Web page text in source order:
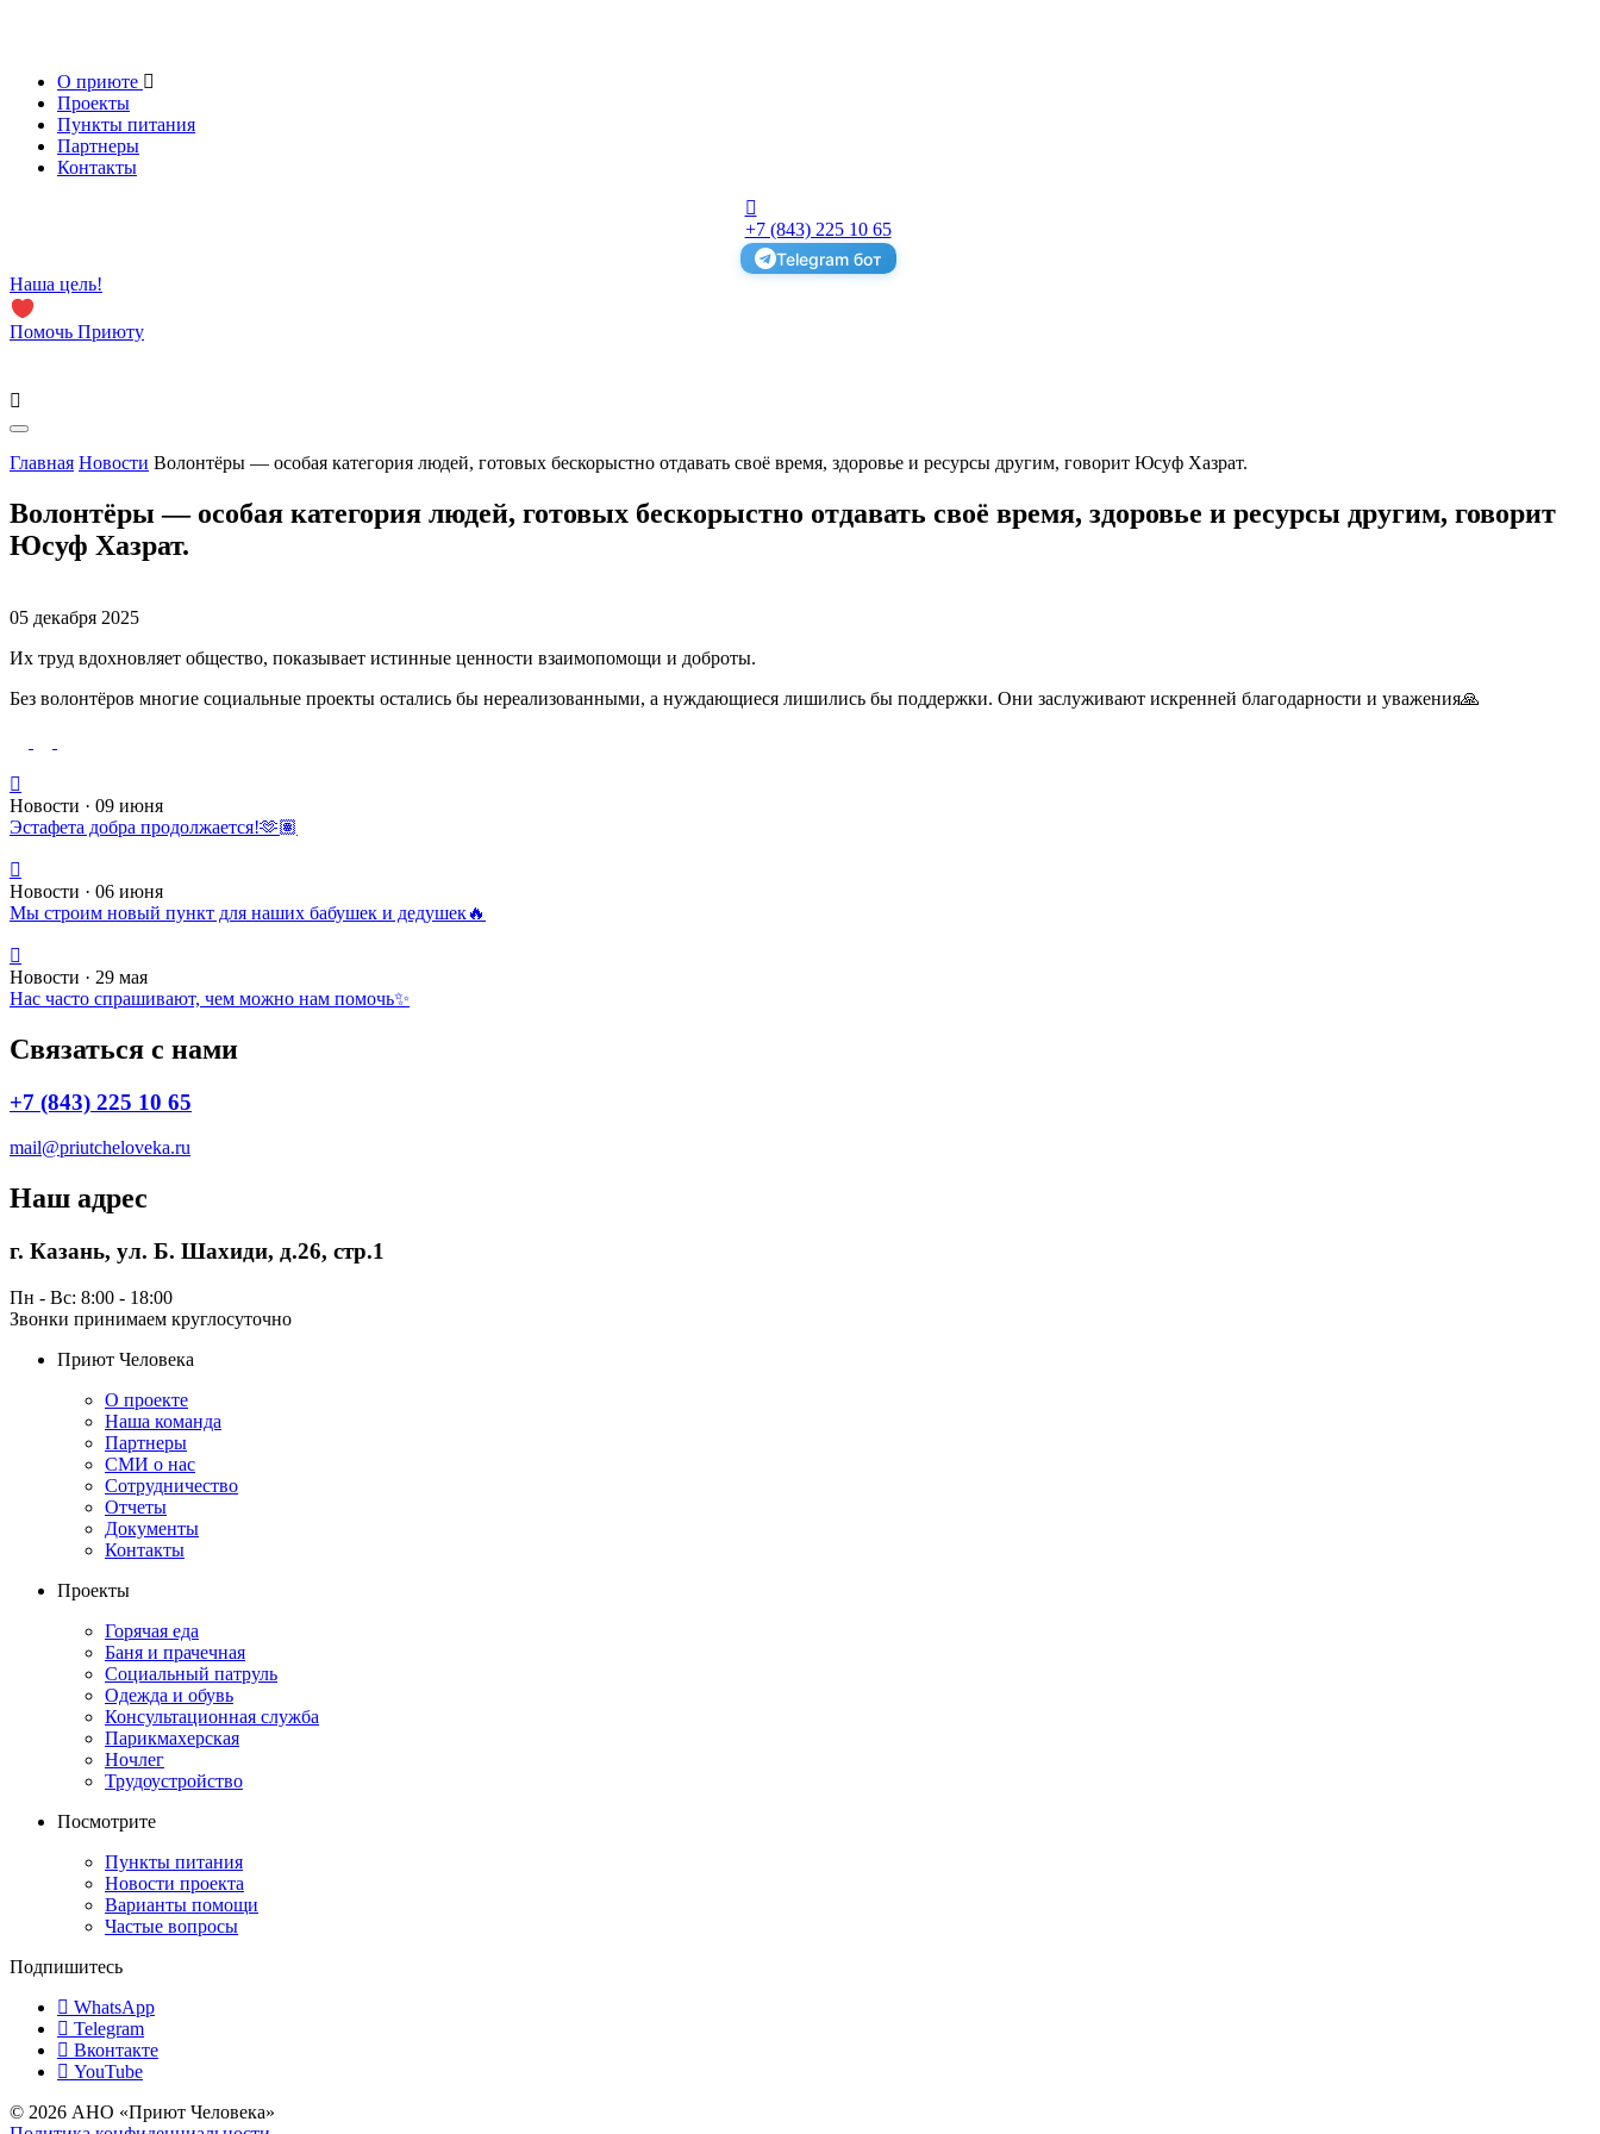
О приюте
Проекты
Пункты питания
Партнеры
Контакты
+7 (843) 225 10 65
Telegram бот
Наша цель!
Помочь Приюту
Главная Новости Волонтёры — особая категория людей, готовых бескорыстно отдавать своё время, здоровье и ресурсы другим, говорит Юсуф Хазрат.
Волонтёры — особая категория людей, готовых бескорыстно отдавать своё время, здоровье и ресурсы другим, говорит
Юсуф Хазрат.
05 декабря 2025
Их труд вдохновляет общество, показывает истинные ценности взаимопомощи и доброты.
Без волонтёров многие социальные проекты остались бы нереализованными, а нуждающиеся лишились бы поддержки. Они заслуживают искренней благодарности и уважения🙏
Новости · 09 июня
Эстафета добра продолжается!🫶🏽
Новости · 06 июня
Мы строим новый пункт для наших бабушек и дедушек🔥
Новости · 29 мая
Нас часто спрашивают, чем можно нам помочь✨
Связаться с нами
+7 (843) 225 10 65
mail@priutcheloveka.ru
Наш адрес
г. Казань, ул. Б. Шахиди, д.26, стр.1
Пн - Вс: 8:00 - 18:00
Звонки принимаем круглосуточно
Приют Человека
О проекте
Наша команда
Партнеры
СМИ о нас
Сотрудничество
Отчеты
Документы
Контакты
Проекты
Горячая еда
Баня и прачечная
Социальный патруль
Одежда и обувь
Консультационная служба
Парикмахерская
Ночлег
Трудоустройство
Посмотрите
Пункты питания
Новости проекта
Варианты помощи
Частые вопросы
Подпишитесь
WhatsApp
Telegram
Вконтакте
YouTube
© 2026 АНО «Приют Человека»